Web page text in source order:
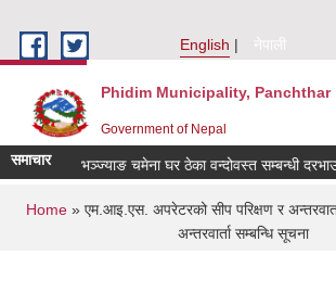
English
नेपाली
Phidim Municipality, Panchthar
Government of Nepal
समाचारपौवाभञ्ज्याङ चमेना घर ठेका वन्दोवस्त सम्बन्धी
You are here
Home» एम.आइ.एस. अपरेटरको सीप परिक्षण र
अन्तरवार्ता सम्बन्धि सूचना